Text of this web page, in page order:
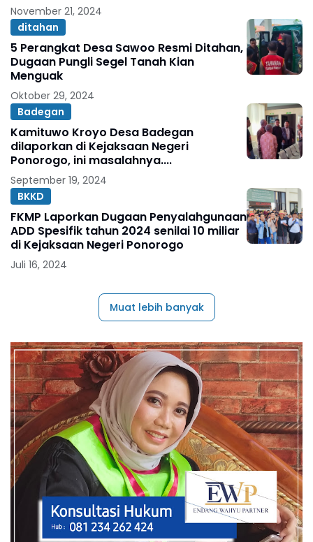
November 21, 2024
ditahan
5 Perangkat Desa Sawoo Resmi Ditahan,
Dugaan Pungli Segel Tanah Kian
Menguak
Oktober 29, 2024
Badegan
Kamituwo Kroyo Desa Badegan
dilaporkan di Kejaksaan Negeri
Ponorogo, ini masalahnya....
September 19, 2024
BKKD
FKMP Laporkan Dugaan Penyalahgunaan
ADD Spesifik tahun 2024 senilai 10 miliar
di Kejaksaan Negeri Ponorogo
Juli 16, 2024
Muat lebih banyak